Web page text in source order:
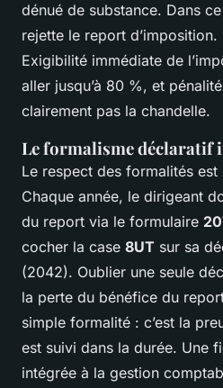
dénué de substance. Dans
rejette le report d’imposition.
Exigibilité immédiate de
aller jusqu’à 80 %, et
clairement pas la chandelle.
Le formalisme déclaratif
Le respect des formalités
Chaque année, le dirigeant
du report via le formulaire
cocher la case 8UT sur sa
(2042). Oublier une seule
la perte du bénéfice du
simple formalité : c’est la
est suivi dans la durée. Une
intégrée à la gestion